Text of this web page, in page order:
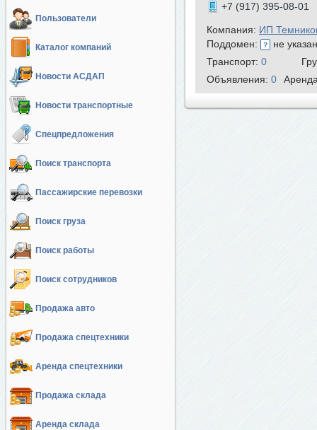
Пользователи
Каталог компаний
Новости АСДАП
Новости транспортные
Спецпредложения
Поиск транспорта
Пассажирские перевозки
Поиск груза
Поиск работы
Поиск сотрудников
Продажа авто
Продажа спецтехники
Аренда спецтехники
Продажа склада
Аренда склада
+7 (917) 395-08-01
Компания: ИП
Поддомен:
не
Транспорт: 0
Объявления: 0